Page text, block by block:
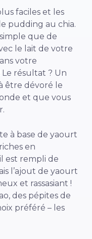
faciles et les
pudding au chia.
que de
le lait de votre
votre
résultat ? Un
être dévoré le
et que vous
à base de yaourt
en
est rempli de
l’ajout de yaourt
et rassasiant !
des pépites de
préféré – les